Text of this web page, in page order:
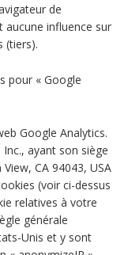
de
aucune influence sur
(tiers).
pour « Google
Google Analytics.
ayant son siège
CA 94043, USA
(voir ci-dessus
relatives à votre
générale
Unis et y sont